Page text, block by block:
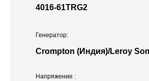
4016-61TRG2
Напряжение :
Генератор:
Crompton (Индия)/Leroy